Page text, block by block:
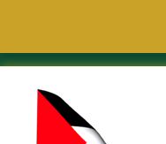
مواقع إسلامية